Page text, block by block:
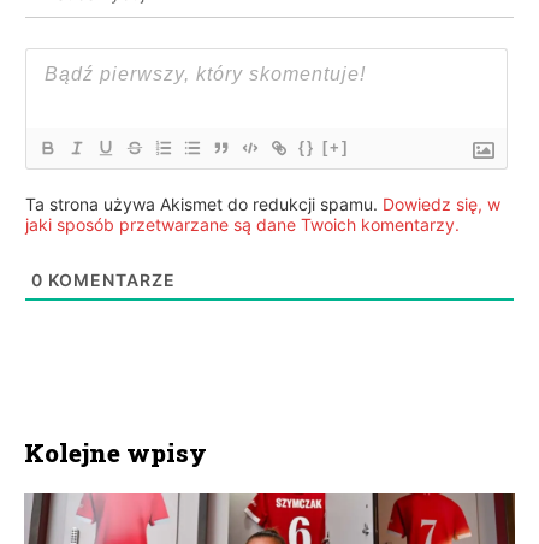
{} [+]
Ta strona używa Akismet do redukcji spamu. Dowiedz się, w
jaki sposób przetwarzane są dane Twoich komentarzy.
0 KOMENTARZE
Kolejne wpisy